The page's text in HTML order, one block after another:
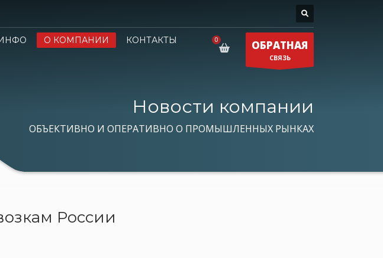
ИНФО О КОМПАНИИ
КОНТАКТЫ
ОБРАТНАЯ
СВЯЗЬ
Новости компании
ОБЪЕКТИВНО И ОПЕРАТИВНО О ПРОМЫШЛЕННЫХ РЫНКАХ
России